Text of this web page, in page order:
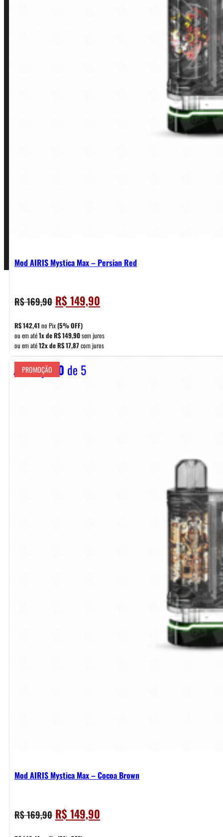
Mod AIRIS Mystica Max – Persian Red
R$169,90 O
preço
original
era:
R$ 169,90.
R$149,90
preço
é:
R$ 149,90.
R$142,41 no Pix(5% OFF)
ou em até1x deR$149,90sem juros
ou em até12x deR$17,87com juros
Avaliação 0 de 5
PROMOÇÃO
Mod AIRIS Mystica Max – Cocoa Brown
R$169,90 O
preço
R$149,90
preço